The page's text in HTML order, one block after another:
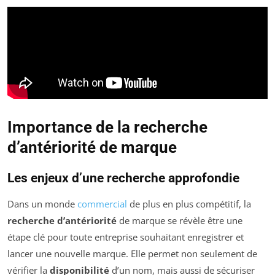
Importance de la recherche
d’antériorité de marque
Les enjeux d’une recherche approfondie
Dans un monde commercial de plus en plus compétitif, la
recherche d’antériorité de marque se révèle être une
étape clé pour toute entreprise souhaitant enregistrer et
lancer une nouvelle marque. Elle permet non seulement de
vérifier la disponibilité d’un nom, mais aussi de sécuriser